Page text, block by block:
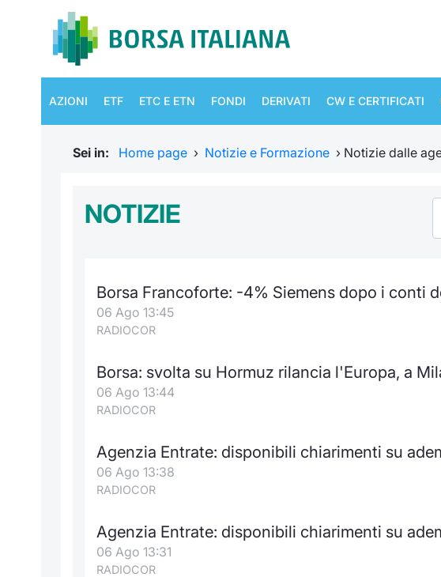
AZIONI ETF ETC E ETN FONDI DERIVATI CW E CERTIFICATI
Sei in: Home page › Notizie e Formazione › Notizie dalle
NOTIZIE
Borsa Francoforte: -4% Siemens dopo i conti
06 Ago 13:45
RADIOCOR
Borsa: svolta su Hormuz rilancia l'Europa, a
06 Ago 13:44
RADIOCOR
Agenzia Entrate: disponibili chiarimenti su
06 Ago 13:38
RADIOCOR
Agenzia Entrate: disponibili chiarimenti su
06 Ago 13:31
RADIOCOR